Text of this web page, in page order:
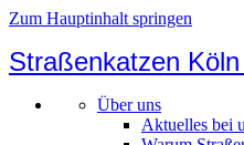
Zum Hauptinhalt springen
Straßenkatzen Köln
Über uns
Aktuelles bei